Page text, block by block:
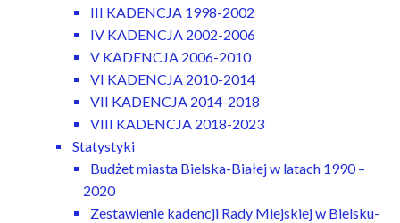
III KADENCJA 1998-2002
IV KADENCJA 2002-2006
V KADENCJA 2006-2010
VI KADENCJA 2010-2014
VII KADENCJA 2014-2018
VIII KADENCJA 2018-2023
Statystyki
Budżet miasta Bielska-Białej w latach 1990 –
2020
Zestawienie kadencji Rady Miejskiej w Bielsku-